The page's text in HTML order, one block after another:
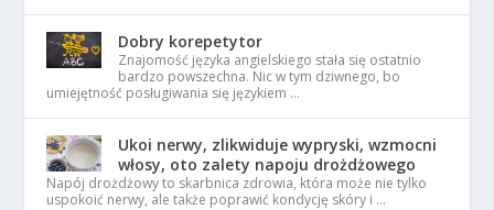
Dobry korepetytor
Znajomość języka angielskiego stała się ostatnio
bardzo powszechna. Nic w tym dziwnego, bo
umiejętność posługiwania się językiem …
Ukoi nerwy, zlikwiduje wypryski, wzmocni
włosy, oto zalety napoju drożdżowego
Napój drożdżowy to skarbnica zdrowia, która może nie tylko
uspokoić nerwy, ale także poprawić kondycję skóry i …